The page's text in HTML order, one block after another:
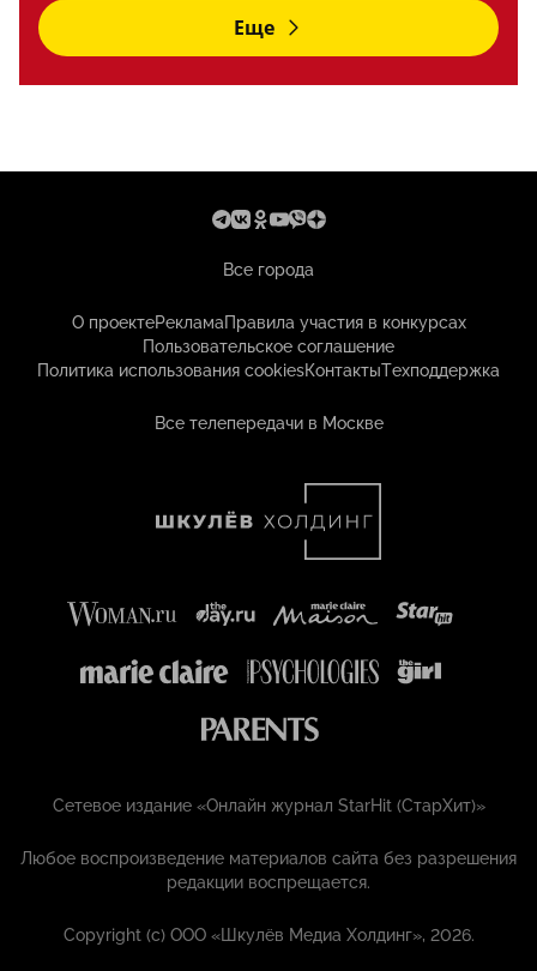
Еще
Все города
О проектеРекламаПравила участия в конкурсах
Пользовательское соглашение
Политика использования cookiesКонтактыТехподдержка
Все телепередачи в Москве
Сетевое издание «Онлайн журнал StarHit (СтарХит)»
Любое воспроизведение материалов сайта без разрешения
редакции воспрещается.
Copyright (с) ООО «Шкулёв Медиа Холдинг», 2026.